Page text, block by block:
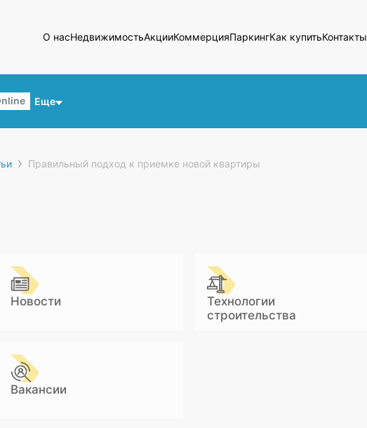
О насНедвижимостьАкцииКоммерцияПаркингКак купитьКонтакты
Еще
› Правильный подход к приемке новой квартиры
Новости
Технологии
строительства
Вакансии